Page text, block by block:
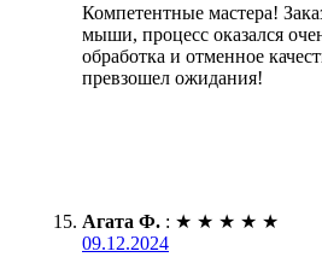
Компетентные мастера!
мыши, процесс оказался
обработка и отменное
превзошел ожидания!
Агата Ф. : ★ ★ ★ ★ ★
09.12.2024